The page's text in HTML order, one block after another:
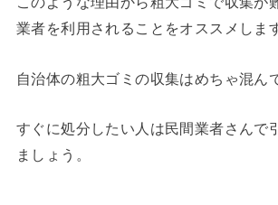
業者を利用されることをオススメしま
自治体の粗大ゴミの収集はめちゃ混ん
すぐに処分したい人は民間業者さんで
ましょう。